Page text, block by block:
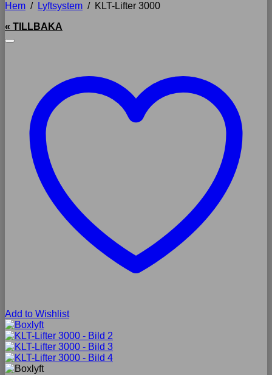
Hem / Lyftsystem / KLT-Lifter 3000
« TILLBAKA
Add to Wishlist